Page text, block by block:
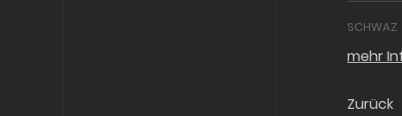
SCHWAZ
mehr
Zurück